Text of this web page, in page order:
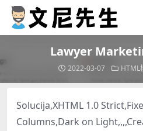
Lawyer
2022-03-07 HTML
Solucija,XHTML 1.0
Columns,Dark on